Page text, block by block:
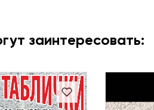
заинтересовать: